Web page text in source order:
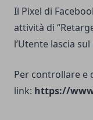
Il Pixel di
attività di
l’Utente lascia
Per controllare e
link: https://